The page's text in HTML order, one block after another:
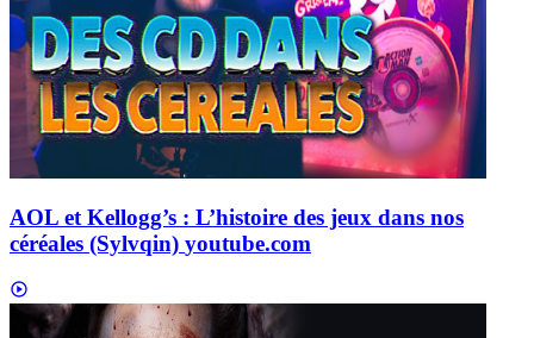
AOL et Kellogg’s : L’histoire des jeux dans nos
céréales (Sylvqin) youtube.com